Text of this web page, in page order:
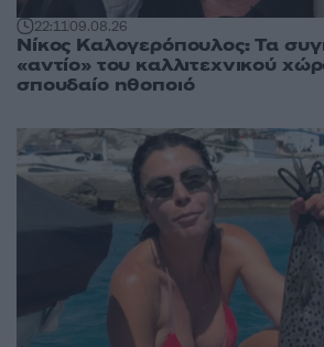
22:1109.08.26
Νίκος Καλογερόπουλος: Τα
«αντίο» του καλλιτεχνικού
σπουδαίο ηθοποιό